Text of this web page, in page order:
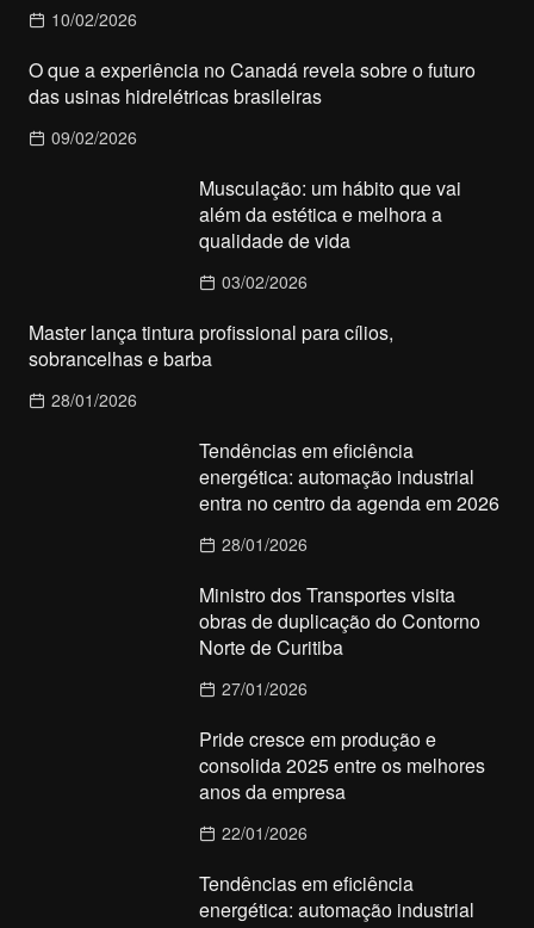
10/02/2026
O que a experiência no Canadá revela sobre o futuro
das usinas hidrelétricas brasileiras
09/02/2026
Musculação: um hábito que vai
além da estética e melhora a
qualidade de vida
03/02/2026
Master lança tintura profissional para cílios,
sobrancelhas e barba
28/01/2026
Tendências em eficiência
energética: automação industrial
entra no centro da agenda em 2026
28/01/2026
Ministro dos Transportes visita
obras de duplicação do Contorno
Norte de Curitiba
27/01/2026
Pride cresce em produção e
consolida 2025 entre os melhores
anos da empresa
22/01/2026
Tendências em eficiência
energética: automação industrial